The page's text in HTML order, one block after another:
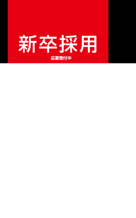
販売価格 ¥25,410（税込）
¥22,990（税込）